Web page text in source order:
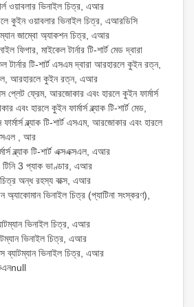
ওয়াবলার ভিনাইল চিত্র, এআর
কুইন ওয়াবলার ভিনাইল চিত্র, এআরডিসি
জাম্বো অ্যাকশন চিত্র, এআর
ফিগার, মাইকেল টার্নার টি-শার্ট মেড দ্বারা
টি-শার্ট এসএম দ্বারা আরহারলে কুইন রত্ন,
আরহারলে কুইন রত্ন, এআর
প্লেট ফ্রেম, আরজোকার এবং হারলে কুইন ফার্মার্স
এবং হারলে কুইন ফার্মার্স ব্ল্যাক টি-শার্ট মেড,
ব্ল্যাক টি-শার্ট এসএম, আরজোকার এবং হারলে
এক্সএল , আর
ব্ল্যাক টি-শার্ট এক্সএক্সএল, এআর
টিনি 3 প্যাক ভাণ্ডার, এআর
অন্ধ রহস্য বাক্স, এআর
অ্যাকোমান ভিনাইল চিত্র (প্যাটিনা সংস্করণ),
ভিনাইল চিত্র, এআর
ভিনাইল চিত্র, এআর
ব্যাটম্যান ভিনাইল চিত্র, এআর